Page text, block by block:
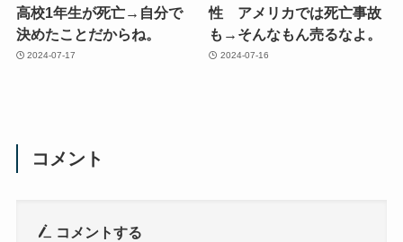
高校1年生が死亡→自分で
決めたことだからね。
2024-07-17
性 アメリカでは死亡事故
も→そんなもん売るなよ。
2024-07-16
コメント
コメントする